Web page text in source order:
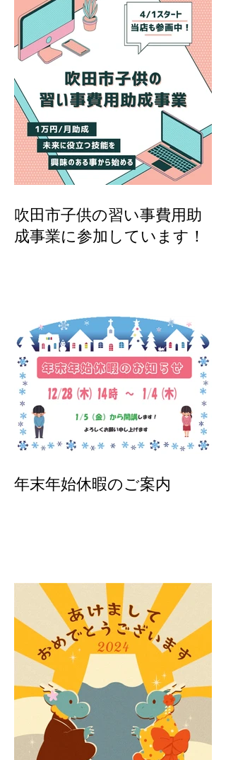
吹田市子供の習い事費用助
成事業に参加しています！
年末年始休暇のご案内